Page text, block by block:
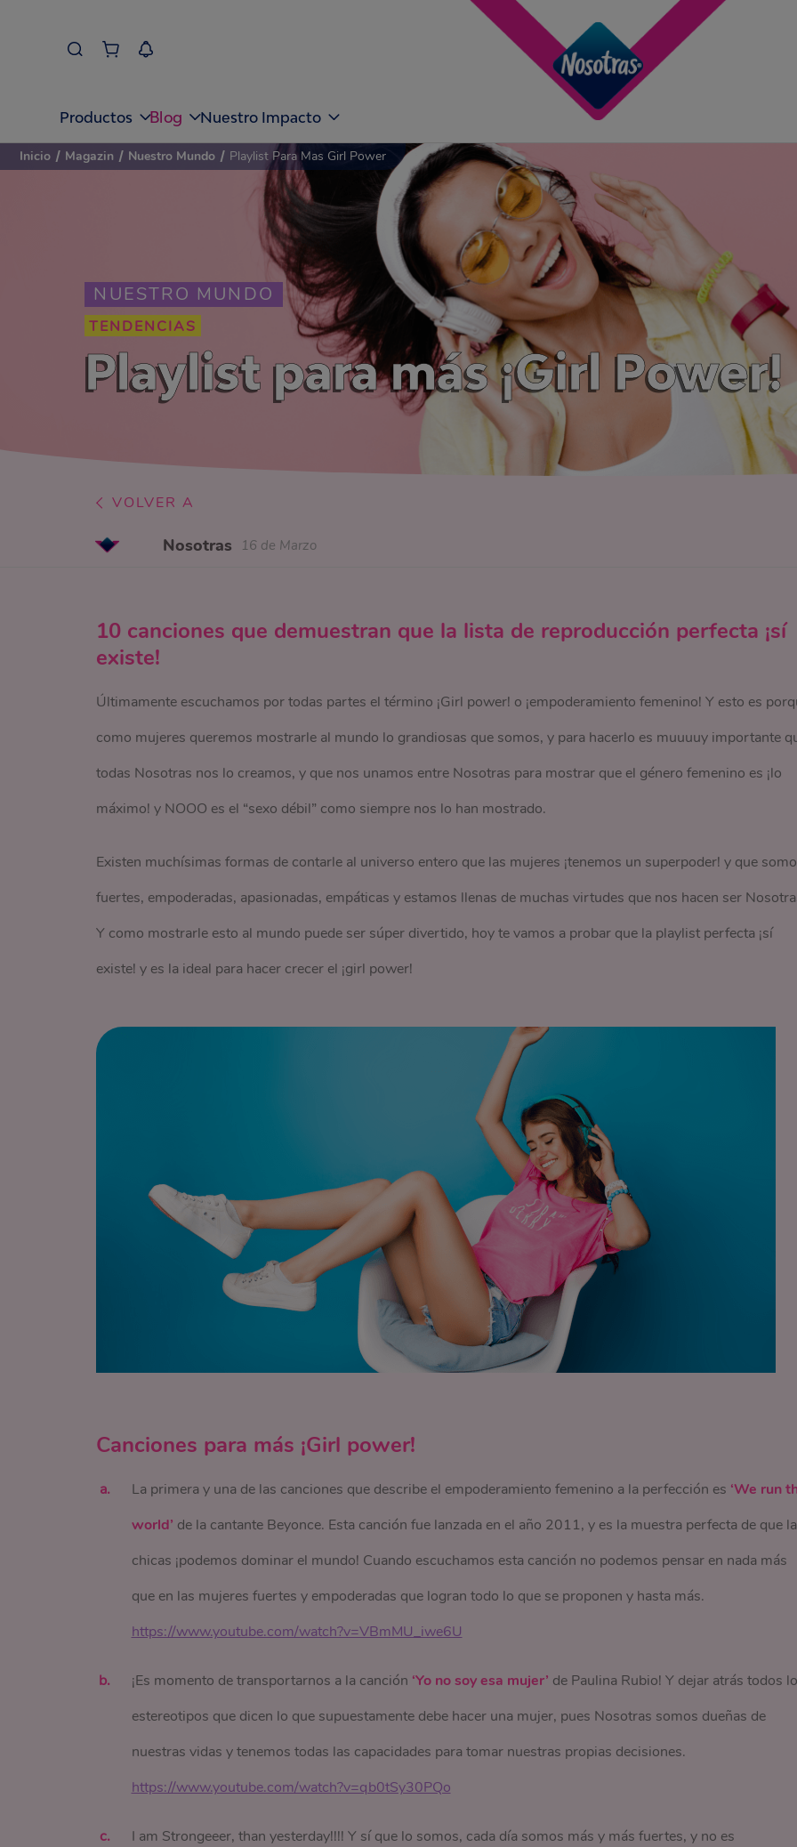
Productos Blog Nuestro Impacto
NUESTRO MUNDO
TENDENCIAS
Playlist para más ¡Girl Power!
Inicio / Magazin / Nuestro Mundo / Playlist Para Mas Girl Power
VOLVER A
Nosotras 16 de Marzo
10 canciones que demuestran que la lista de reproducción perfecta ¡sí
existe!
Últimamente escuchamos por todas partes el término ¡Girl power! o ¡empoderamiento femenino! Y esto es
como mujeres queremos mostrarle al mundo lo grandiosas que somos, y para hacerlo es muuuuy importante
todas Nosotras nos lo creamos, y que nos unamos entre Nosotras para mostrar que el género femenino es ¡lo
máximo! y NOOO es el “sexo débil” como siempre nos lo han mostrado.
Existen muchísimas formas de contarle al universo entero que las mujeres ¡tenemos un superpoder! y que
fuertes, empoderadas, apasionadas, empáticas y estamos llenas de muchas virtudes que nos hacen ser
Y como mostrarle esto al mundo puede ser súper divertido, hoy te vamos a probar que la playlist perfecta ¡sí
existe! y es la ideal para hacer crecer el ¡girl power!
Canciones para más ¡Girl power!
La primera y una de las canciones que describe el empoderamiento femenino a la perfección es ‘We run
world’ de la cantante Beyonce. Esta canción fue lanzada en el año 2011, y es la muestra perfecta de que
chicas ¡podemos dominar el mundo! Cuando escuchamos esta canción no podemos pensar en nada más
que en las mujeres fuertes y empoderadas que logran todo lo que se proponen y hasta más.
https://www.youtube.com/watch?v=VBmMU_iwe6U
¡Es momento de transportarnos a la canción ‘Yo no soy esa mujer’ de Paulina Rubio! Y dejar atrás todos
estereotipos que dicen lo que supuestamente debe hacer una mujer, pues Nosotras somos dueñas de
nuestras vidas y tenemos todas las capacidades para tomar nuestras propias decisiones.
https://www.youtube.com/watch?v=qb0tSy30PQo
I am Strongeeer, than yesterday!!!! Y sí que lo somos, cada día somos más y más fuertes, y no es